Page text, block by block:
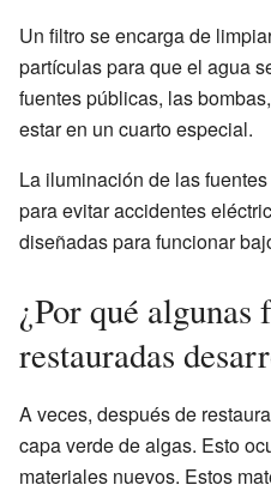
Un filtro se encarga de
partículas para que el agua
fuentes públicas, las
estar en un cuarto especial.
La iluminación de las
para evitar accidentes
diseñadas para funcionar
¿Por qué algunas
restauradas
A veces, después de
capa verde de algas. Esto
materiales nuevos. Estos